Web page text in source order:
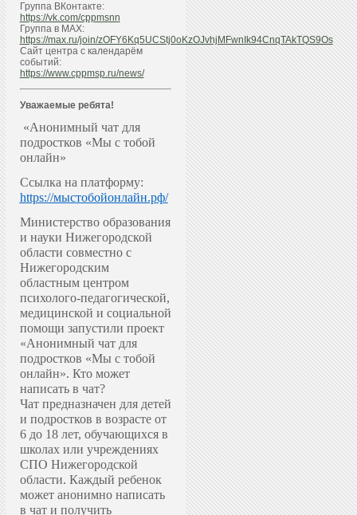
Группа ВКонтакте:
https://vk.com/cppmsnn
Группа в МАХ:
https://max.ru/join/zOFY6Kq5UCStj0oKzOJvhjMFwnIk94CnqTAkTQS9Os
Сайт центра с календарём
событий:
https://www.cppmsp.ru/news/
Уважаемые ребята!
«Анонимный чат для
подростков «Мы с тобой
онлайн»
Ссылка на платформу:
https://мыстобойонлайн.рф/
Министерство образования
и науки Нижегородской
области совместно с
Нижегородским
областным центром
психолого-педагогической,
медицинской и социальной
помощи запустили проект
«Анонимный чат для
подростков «Мы с тобой
онлайн». Кто может
написать в чат?
Чат предназначен для детей
и подростков в возрасте от
6 до 18 лет, обучающихся в
школах или учреждениях
СПО Нижегородской
области. Каждый ребенок
может анонимно написать
в чат и получить